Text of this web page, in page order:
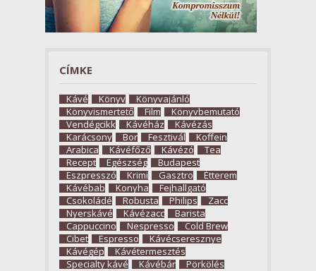
CÍMKE
Kávé Könyv
Könyvajánló
Könyvismertető
Film
Könyvbemutató
Vendégcikk
Kávéház
Kávézás
Karácsony
Bor Fesztivál
Koffein
Arabica
Kávéfőző Kávézó
Tea
Recept
Egészség
Budapest
Eszpresszó
Krimi Gasztro
Étterem
Kávébab
Konyha
Fejhallgató
Csokoládé
Robusta Philips
Zacc
Nyerskávé
Kávézacc
Barista
Cappuccino
Nespresso
Cold Brew
Cibet
Espresso
Kávécseresznye
Kávégép
Kávétermesztés
Specialty kávé
Kávébár Pörkölés